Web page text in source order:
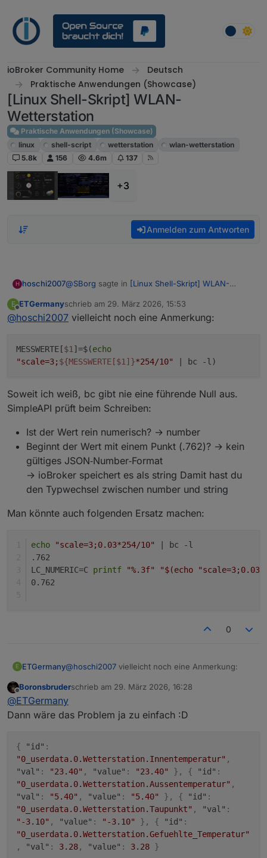
ioBroker Community Home
Deutsch
Praktische Anwendungen (Showcase)
[Linux Shell-Skript] WLAN-
Wetterstation
Praktische Anwendungen (Showcase)
linux
shell-script wetterstation
wlan-wetterstation
5.8k
156 4.6m 137
+3
Anmelden zum Antworten
H hoschi2007@SBorg sagte in [Linux Shell-Skript] WLAN-
Müsste eigentlich auch ggf. Windstärke
E
Offline
ETGermanyschrieb am 29. März 2026, 15:53
zuletzt editiert von
@hoschi2007 vielleicht noch eine Anmerkung:
MESSWERTE[$1 ]=$(echo
"scale=3; ${MESSWERTE[$1]}*254/10" | bc -l)
Soweit ich weiß, bc gibt nie eine führende Null aus.
SimpleAPI prüft beim Schreiben:
Ist der Wert rein numerisch? → number
Beginnt der Wert mit einem Punkt (.762)? → kein
gültiges JSON‑Number‑Format
→ ioBroker speichert es als string Damit hast du
den Typwechsel zwischen number und string
Man könnte auch folgenden Ersatz machen:
echo "scale=3;0.03*254/10"
| bc -l
.762
LC_NUMERIC=C printf "%.3f" "$(echo
0.762
0
E ETGermany@hoschi2007 vielleicht noch eine Anmerkung:
Soweit ich weiß, bc gibt nie eine führende Null
aus. SimpleAPI prüft beim Schreiben:
kein gültiges JSON‑Number‑Format
→ ioBroker speichert es als string Damit hast
du den Typwechsel zwischen number und
string
echo "scale=3;0.03*254/10" | bc -l
.762
LC_NUMERIC=C printf "%.3f" "$(echo
0.762
Offline
Boronsbruderschrieb am 29. März 2026, 16:28
zuletzt editiert von
@ETGermany
Dann wäre das Problem ja zu einfach :D
{ "id" :
"0_userdata.0.Wetterstation.Innentemperatur" ,
"val" : "23.40" , "value" : "23.40" } , { "id" :
"0_userdata.0.Wetterstation.Aussentemperatur" ,
"val" : "5.40" , "value" : "5.40" } , { "id" :
"0_userdata.0.Wetterstation.Taupunkt" , "val" :
"-3.10" , "value" : "-3.10" } , { "id" :
"0_userdata.0.Wetterstation.Gefuehlte_Temperatur"
,
"val" : 3.28, "value" : 3.28 }